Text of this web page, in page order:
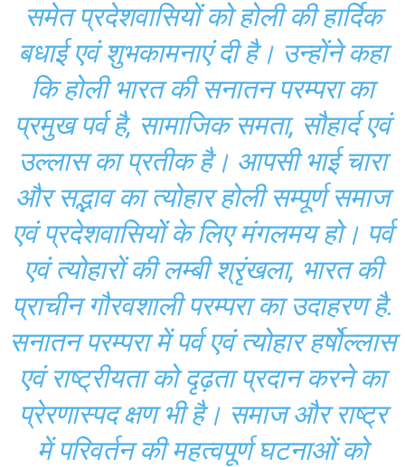
समेत प्रदेशवासियों को होली की हार्दिक
बधाई एवं शुभकामनाएं दी है। उन्होंने कहा
कि होली भारत की सनातन परम्परा का
प्रमुख पर्व है, सामाजिक समता, सौहार्द एवं
उल्लास का प्रतीक है। आपसी भाई चारा
और सद्भाव का त्योहार होली सम्पूर्ण समाज
एवं प्रदेशवासियों के लिए मंगलमय हो। पर्व
एवं त्योहारों की लम्बी श्रृंखला, भारत की
प्राचीन गौरवशाली परम्परा का उदाहरण है.
सनातन परम्परा में पर्व एवं त्योहार हर्षोल्लास
एवं राष्ट्रीयता को दृढ़ता प्रदान करने का
प्रेरणास्पद क्षण भी है। समाज और राष्ट्र
में परिवर्तन की महत्वपूर्ण घटनाओं को